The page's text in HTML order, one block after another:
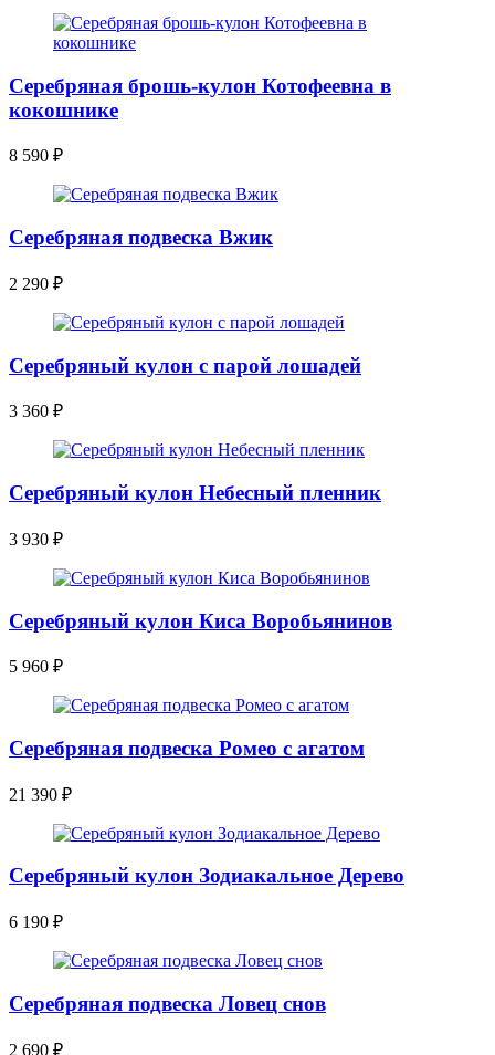
Серебряная брошь-кулон Котофеевна в
кокошнике
8 590 ₽
Серебряная подвеска Вжик
2 290 ₽
Серебряный кулон с парой лошадей
3 360 ₽
Серебряный кулон Небесный пленник
3 930 ₽
Серебряный кулон Киса Воробьянинов
5 960 ₽
Серебряная подвеска Ромео с агатом
21 390 ₽
Серебряный кулон Зодиакальное Дерево
6 190 ₽
Серебряная подвеска Ловец снов
2 690 ₽